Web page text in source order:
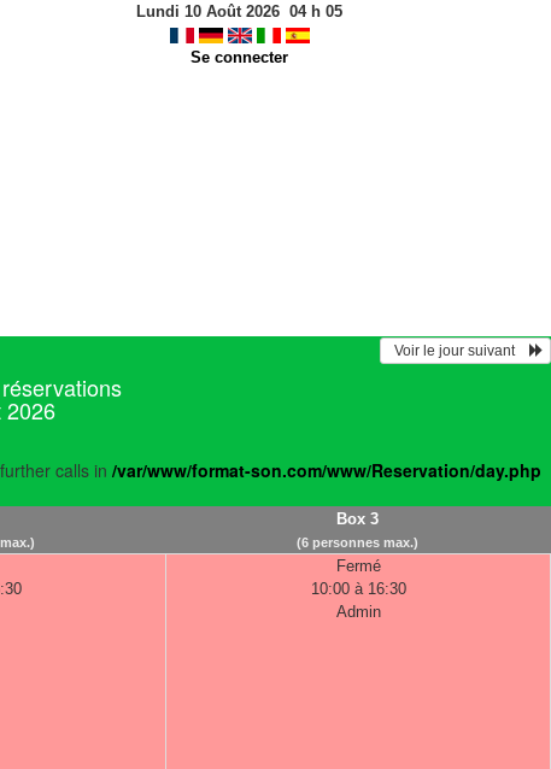
Lundi 10 Août 2026 04h 05
Se connecter
  Voir le jour suivant
2026
calls in /var/www/format-son.com/www/Reservation/day.php
Box 3
(6 personnes max.)
Fermé
10:00 à 16:30
Admin